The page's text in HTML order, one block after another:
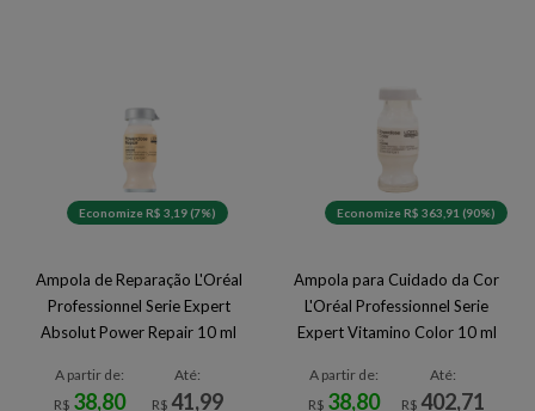
Economize R$ 3,19 (7%)
Ampola de Reparação L'Oréal
Professionnel Serie Expert
Absolut Power Repair 10 ml
A partir de:
R$ 38,80
Até:
R$ 41,99
Economize R$ 363,91 (90%)
Ampola para Cuidado da Cor
L'Oréal Professionnel Serie
Expert Vitamino Color 10 ml
A partir de:
R$ 38,80
Até:
R$ 402,71